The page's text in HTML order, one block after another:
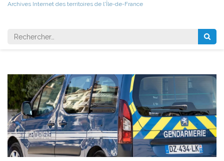
Archives Internet des territoires de l'Île-de-France
Rechercher